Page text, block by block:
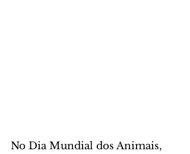
No Dia Mundial dos Animais,